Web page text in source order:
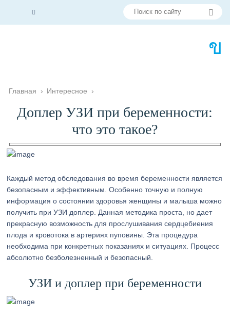
Главная › Интересное ›
Доплер УЗИ при беременности:
что это такое?
Каждый метод обследования во время беременности является
безопасным и эффективным. Особенно точную и полную
информация о состоянии здоровья женщины и малыша можно
получить при УЗИ доплер. Данная методика проста, но дает
прекрасную возможность для прослушивания сердцебиения
плода и кровотока в артериях пуповины. Эта процедура
необходима при конкретных показаниях и ситуациях. Процесс
абсолютно безболезненный и безопасный.
УЗИ и доплер при беременности